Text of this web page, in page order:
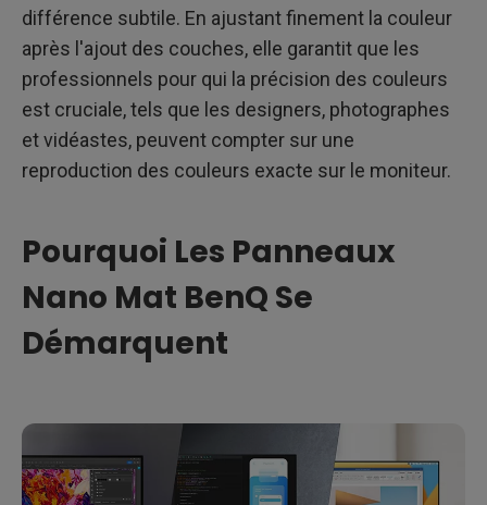
différence subtile. En ajustant finement la couleur
après l'ajout des couches, elle garantit que les
professionnels pour qui la précision des couleurs
est cruciale, tels que les designers, photographes
et vidéastes, peuvent compter sur une
reproduction des couleurs exacte sur le moniteur.
Pourquoi Les Panneaux
Nano Mat BenQ Se
Démarquent